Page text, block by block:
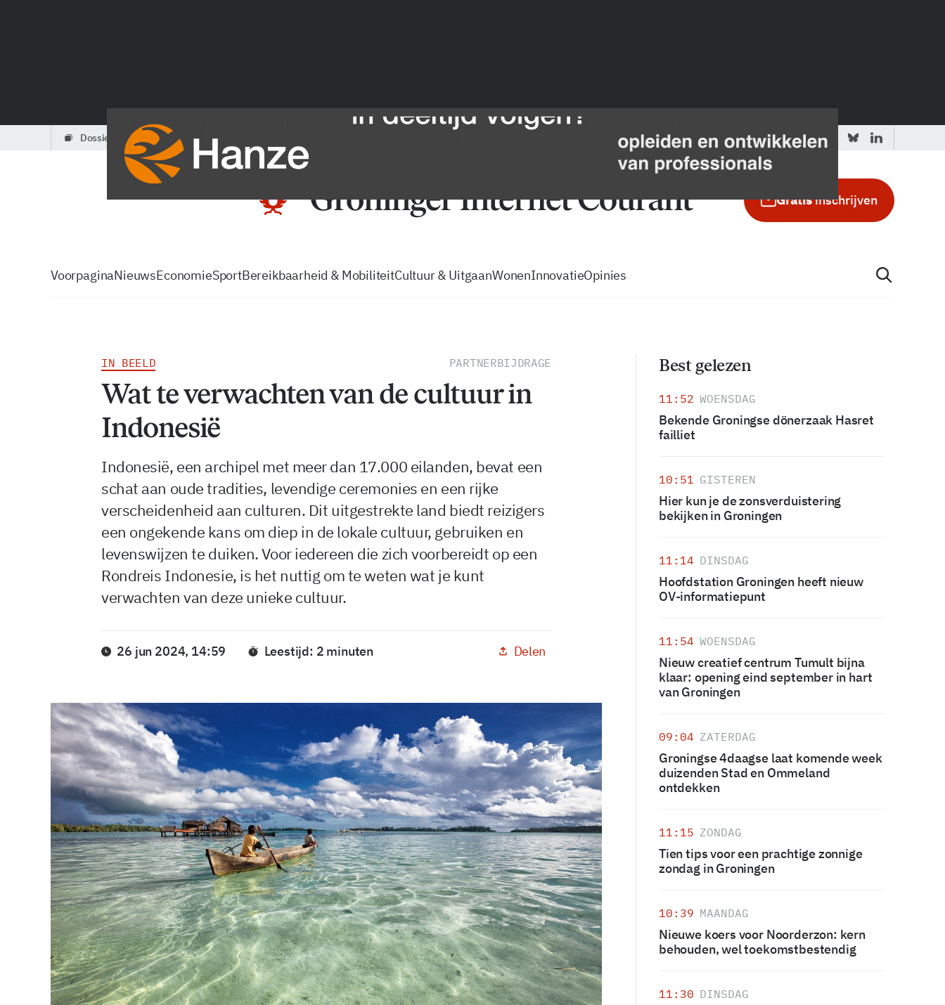
dossiers partners Tip de redactie Adverteren in de GIC
Gratisinschrijven
VoorpaginaNieuwsEconomieSportBereikbaarheid & MobiliteitCultuur & UitgaanWonenInnovatieOpinies
IN BEELD PARTNERBIJDRAGE
Wat te verwachten van de cultuur in
Indonesië
Indonesië, een archipel met meer dan 17.000 eilanden, bevat een
schat aan oude tradities, levendige ceremonies en een rijke
verscheidenheid aan culturen. Dit uitgestrekte land biedt reizigers
een ongekende kans om diep in de lokale cultuur, gebruiken en
levenswijzen te duiken. Voor iedereen die zich voorbereidt op een
Rondreis Indonesie, is het nuttig om te weten wat je kunt
verwachten van deze unieke cultuur.
26 jun 2024, 14:59 Leestijd: 2 minuten Delen
Best gelezen
11:52 WOENSDAG
Bekende Groningse dönerzaak Hasret
failliet
10:51 GISTEREN
Hier kun je de zonsverduistering
bekijken in Groningen
11:14 DINSDAG
Hoofdstation Groningen heeft nieuw
OV-informatiepunt
11:54 WOENSDAG
Nieuw creatief centrum Tumult bijna
klaar: opening eind september in hart
van Groningen
09:04 ZATERDAG
Groningse 4daagse laat komende week
duizenden Stad en Ommeland
ontdekken
11:15 ZONDAG
Tien tips voor een prachtige zonnige
zondag in Groningen
10:39 MAANDAG
Nieuwe koers voor Noorderzon: kern
behouden, wel toekomstbestendig
11:30 DINSDAG